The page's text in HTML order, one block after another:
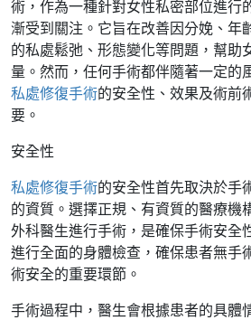
術，作為一種針對女性私密部位進行
漸受到關注。它旨在改善因分娩、年
的私處鬆弛、形態變化等問題，幫助
量。然而，任何手術都伴隨著一定的
私處修復手術的安全性、效果及術前
要。
安全性
私處修復手術的安全性首先取決於手
的資質。選擇正規、有資質的醫療機
外科醫生進行手術，是確保手術安全
進行全面的身體檢查，確保患者無手
術安全的重要環節。
手術過程中，醫生會根據患者的具體